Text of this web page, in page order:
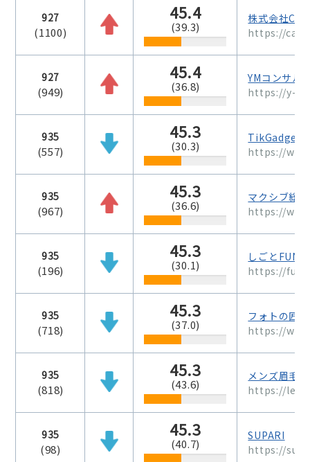
927
(1100)
45.4
(39.3)
株式会社
https://
927
(949)
45.4
(36.8)
YMコンサル
https://y-
935
(557)
45.3
(30.3)
TikGadget
https://
935
(967)
45.3
(36.6)
マクシブ総
https://
935
(196)
45.3
(30.1)
しごとFUN
https://
935
(718)
45.3
(37.0)
フォトの匠
https://
935
(818)
45.3
(43.6)
メンズ眉毛
https://le-
935
(98)
45.3
(40.7)
SUPARI
https://